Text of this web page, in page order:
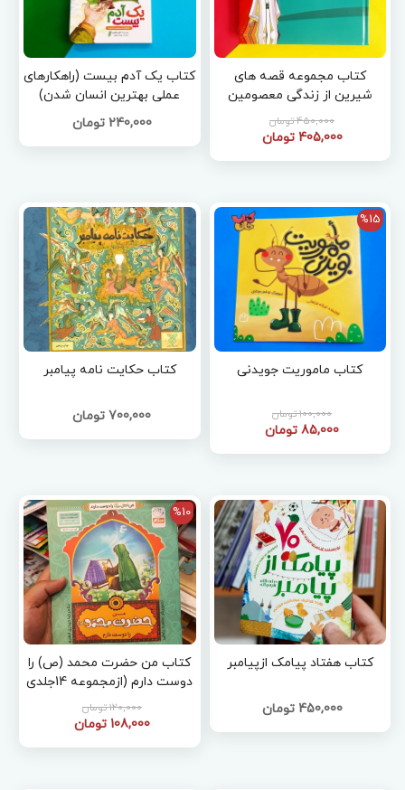
کتاب مجموعه قصه های
شیرین از زندگی معصومین
علیهم السلام
450,000 تومان
405,000 تومان
کتاب یک آدم بیست (راهکارهای
عملی بهترین انسان شدن)
240,000 تومان
%15
کتاب ماموریت جویدنی
100,000 تومان
85,000 تومان
کتاب حکایت نامه پیامبر
700,000 تومان
کتاب هفتاد پیامک ازپیامبر
450,000 تومان
%10
کتاب من حضرت محمد (ص) را
دوست دارم (ازمجموعه 14جلدی
من اهل بیت را دوست دارم)
120,000 تومان
108,000 تومان